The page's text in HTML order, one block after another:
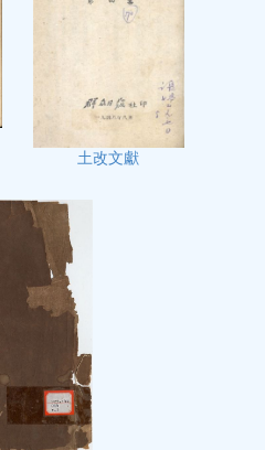
土改文獻